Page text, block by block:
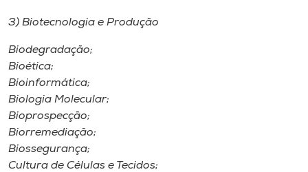
3) Biotecnologia e Produção
Biodegradação;
Bioética;
Bioinformática;
Biologia Molecular;
Bioprospecção;
Biorremediação;
Biossegurança;
Cultura de Células e Tecidos;